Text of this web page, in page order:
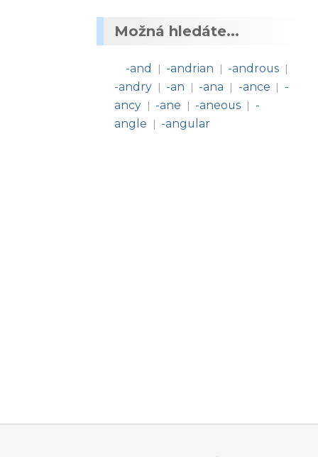
Možná hledáte...
-and | -andrian | -androus |
-andry | -an | -ana | -ance |
-
ancy | -ane | -aneous |
-
angle
| -angular